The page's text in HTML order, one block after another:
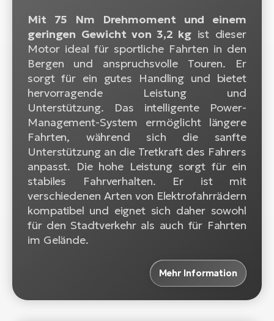
Mit 75 Nm Drehmoment und einem
geringen Gewicht von 3,2 kg ist dieser
Motor ideal für sportliche Fahrten in den
Bergen und anspruchsvolle Touren. Er
sorgt für ein gutes Handling und bietet
hervorragende Leistung und
Unterstützung. Das intelligente Power-
Management-System ermöglicht längere
Fahrten, während sich die sanfte
Unterstützung an die Tretkraft des Fahrers
anpasst. Die hohe Leistung sorgt für ein
stabiles Fahrverhalten. Er ist mit
verschiedenen Arten von Elektrofahrrädern
kompatibel und eignet sich daher sowohl
für den Stadtverkehr als auch für Fahrten
im Gelände.
Mehr Information